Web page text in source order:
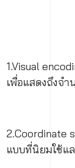
1.Visual
เพื่อแสดงถึงจำ
2.Coordinate
แบบที่นิยมใช้แ